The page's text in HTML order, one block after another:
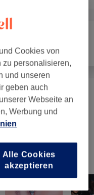
ab 7 €
Cookies von
zu personalisieren,
und unseren
geben auch
Webseite an
Werbung und
Alle Cookies
akzeptieren